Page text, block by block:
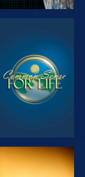
GUARDA